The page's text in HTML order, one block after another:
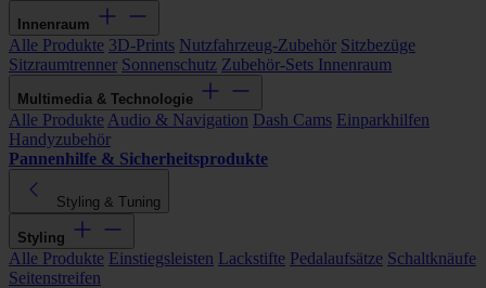
Innenraum
Alle Produkte 3D-Prints Nutzfahrzeug-Zubehör Sitzbezüge
Sitzraumtrenner Sonnenschutz Zubehör-Sets Innenraum
Multimedia & Technologie
Alle Produkte Audio & Navigation Dash Cams Einparkhilfen
Handyzubehör
Pannenhilfe & Sicherheitsprodukte
Styling & Tuning
Styling
Alle Produkte Einstiegsleisten Lackstifte Pedalaufsätze Schaltknäufe
Seitenstreifen